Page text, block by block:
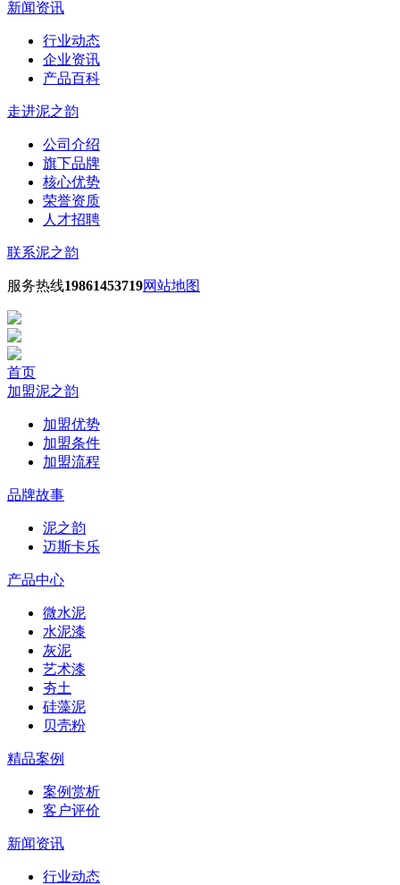
新闻资讯
行业动态
企业资讯
产品百科
走进泥之韵
公司介绍
旗下品牌
核心优势
荣誉资质
人才招聘
联系泥之韵
服务热线19861453719网站地图
首页
加盟泥之韵
加盟优势
加盟条件
加盟流程
品牌故事
泥之韵
迈斯卡乐
产品中心
微水泥
水泥漆
灰泥
艺术漆
夯土
硅藻泥
贝壳粉
精品案例
案例赏析
客户评价
新闻资讯
行业动态